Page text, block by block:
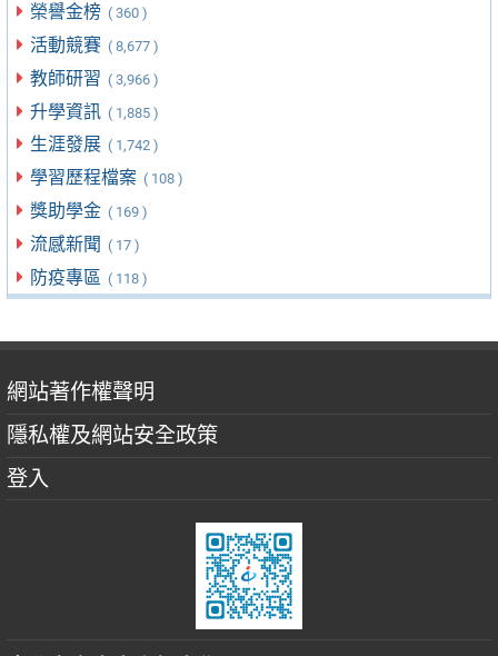
榮譽金榜 ( 360 )
活動競賽 ( 8,677 )
教師研習 ( 3,966 )
升學資訊 ( 1,885 )
生涯發展 ( 1,742 )
學習歷程檔案 ( 108 )
獎助學金 ( 169 )
流感新聞 ( 17 )
防疫專區 ( 118 )
網站著作權聲明
隱私權及網站安全政策
登入